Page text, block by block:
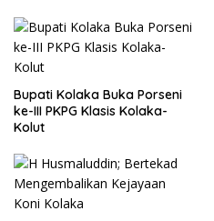
Bupati Kolaka Buka Porseni
ke-III PKPG Klasis Kolaka-
Kolut